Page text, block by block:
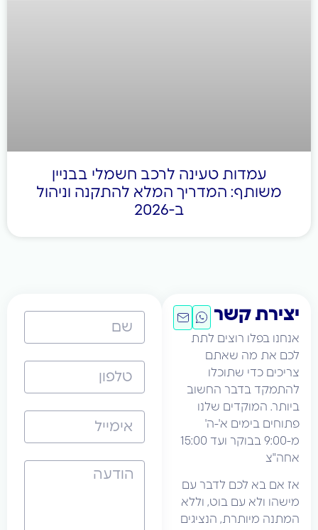
טעינה לרכב חשמלי בבניין
המדריך המלא להתקנה וניהול
קשר
רוצים לתת
מה שאתם
שתוכלו
בדבר החשוב
שלנו
א'-ה'
מ-9:00 בבוקר ועד 15:00
לכם לדבר עם
עם בוט, וללא
הנציגים